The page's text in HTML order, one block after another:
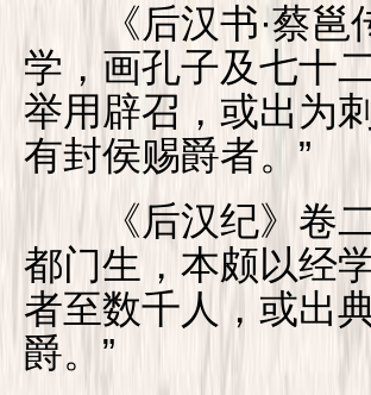
《后汉书·蔡邕
学，画孔子及七十
举用辟召，或出为
有封侯赐爵者。”
《后汉纪》卷二
都门生，本颇以经
者至数千人，或出
爵。”